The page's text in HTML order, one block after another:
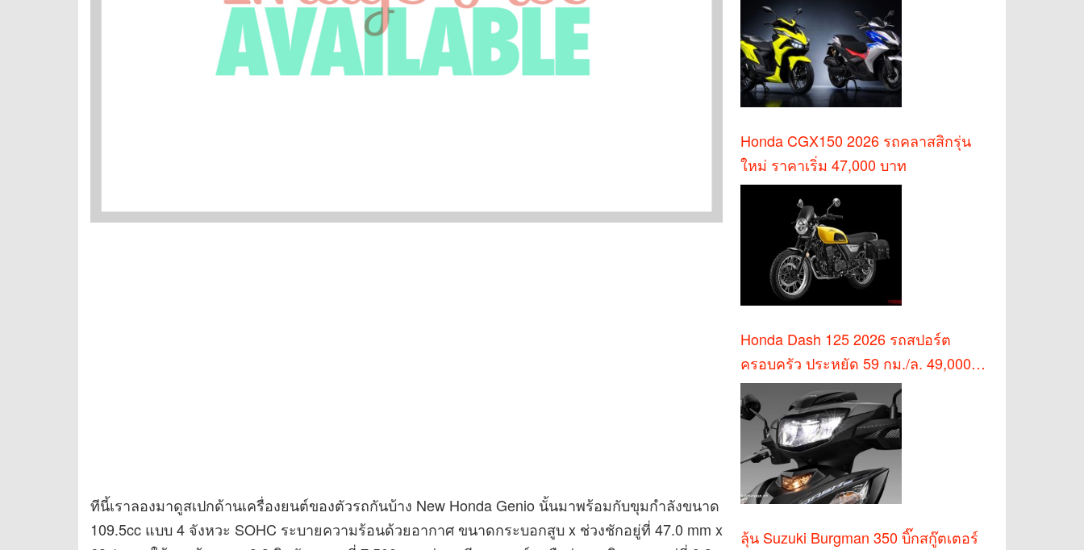
ทีนี้เราลองมาดูสเปกด้านเครื่องยนต์ของตัวรถกันบ้าง New Honda Genio นั้นมาพร้อมกับขุมกำลังขนาด
109.5cc แบบ 4 จังหวะ SOHC ระบายความร้อนด้วยอากาศ ขนาดกระบอกสูบ x ช่วงชักอยู่ที่ 47.0 mm x
Honda CGX150 2026 รถคลาสสิกรุ่น
ใหม่ ราคาเริ่ม 47,000 บาท
Honda Dash 125 2026 รถสปอร์ต
ครอบครัว ประหยัด 59 กม./ล. 49,000
บาท
ลุ้น Suzuki Burgman 350 บิ๊กสกู๊ตเตอร์